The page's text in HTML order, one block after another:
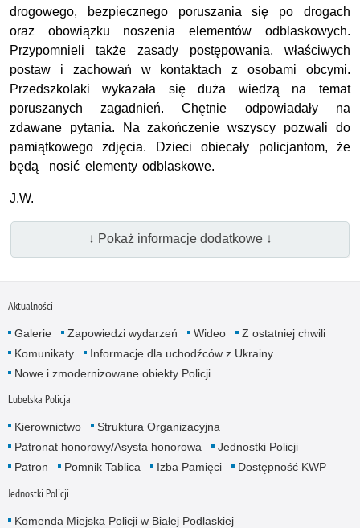
drogowego, bezpiecznego poruszania się po drogach
oraz obowiązku noszenia elementów odblaskowych.
Przypomnieli także zasady postępowania, właściwych
postaw i zachowań w kontaktach z osobami obcymi.
Przedszkolaki wykazała się duża wiedzą na temat
poruszanych zagadnień. Chętnie odpowiadały na
zdawane pytania. Na zakończenie wszyscy pozwali do
pamiątkowego zdjęcia. Dzieci obiecały policjantom, że
będą nosić elementy odblaskowe.
J.W.
↓ Pokaż informacje dodatkowe ↓
Aktualności
Galerie Zapowiedzi wydarzeń Wideo
Z ostatniej chwili
Komunikaty
Informacje dla uchodźców z Ukrainy
Nowe i zmodernizowane obiekty Policji
Lubelska Policja
Kierownictwo
Struktura Organizacyjna
Patronat honorowy/Asysta honorowa
Jednostki Policji
Patron
Pomnik Tablica Izba Pamięci Dostępność KWP
Jednostki Policji
Komenda Miejska Policji w Białej Podlaskiej